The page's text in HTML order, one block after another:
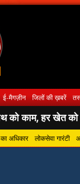
ई-मैगज़ीन जिलों की ख़बरें
को काम, हर खेत को
अधिकार लोकसेवा गारंटी